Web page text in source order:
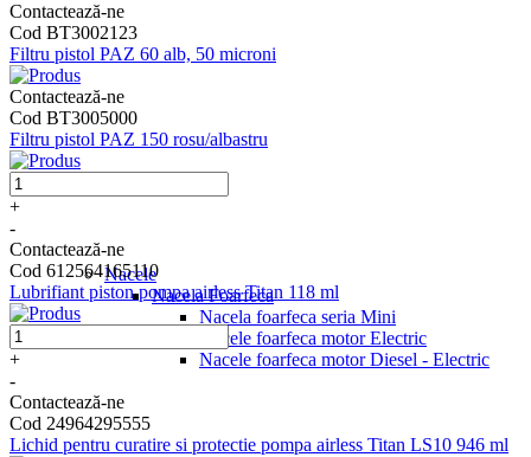
Nacele
Nacela Foarfeca
Nacela foarfeca seria Mini
Nacele foarfeca motor Electric
Nacele foarfeca motor Diesel - Electric
Contactează-ne
Cod BT3002123
Filtru pistol PAZ 60 alb, 50 microni
Contactează-ne
Cod BT3005000
Filtru pistol PAZ 150 rosu/albastru
+
-
Contactează-ne
Cod 612564165110
Lubrifiant piston pompa airless Titan 118 ml
+
-
Contactează-ne
Cod 24964295555
Lichid pentru curatire si protectie pompa airless Titan LS10 946 ml